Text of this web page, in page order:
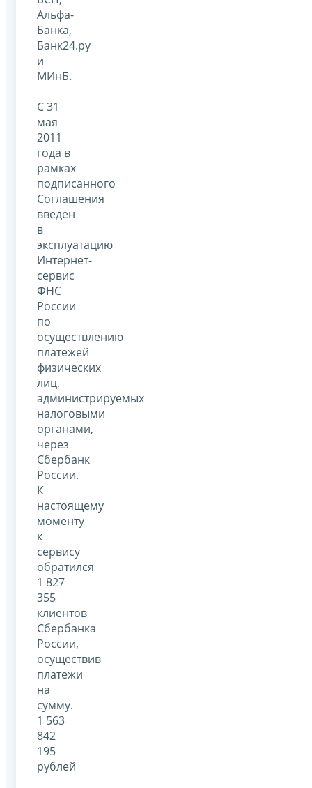
Альфа-
Банка,
Банк24.ру
и
МИнБ.
С 31
мая
2011
года в
рамках
подписанного
Соглашения
введен
в
эксплуатацию
Интернет-
сервис
ФНС
России
по
осуществлению
платежей
физических
лиц,
администрируемых
налоговыми
органами,
через
Сбербанк
России.
К
настоящему
моменту
к
сервису
обратился
1 827
355
клиентов
Сбербанка
России,
осуществив
платежи
на
сумму.
1 563
842
195
рублей